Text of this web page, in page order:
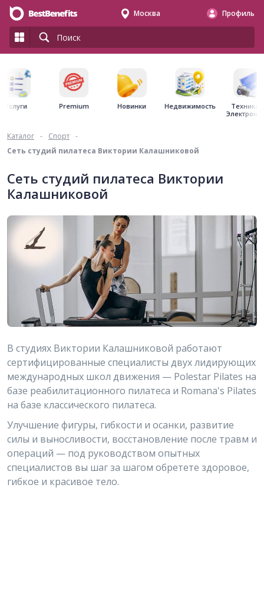
Москва Профиль
Услуги Premium Новинки Недвижимость
Техника
Каталог - Спорт -
Сеть студий пилатеса Виктории Калашниковой
Сеть студий пилатеса Виктории
Калашниковой
В студиях Виктории Калашниковой работают
сертифицированные специалисты двух лидирующих
международных школ движения — Polestar Pilates на
базе реабилитационного пилатеса и Romana's Pilates
на базе классического пилатеса.
Улучшение фигуры, гибкости и осанки, развитие
силы и выносливости, восстановление после травм и
операций — под руководством опытных
специалистов вы шаг за шагом обретете здоровое,
гибкое и красивое тело.